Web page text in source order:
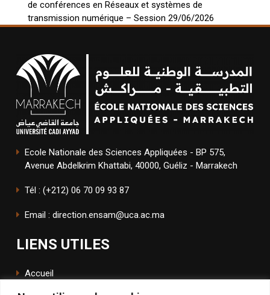
de conférences en Réseaux et systèmes de
transmission numérique – Session 29/06/2026
Ecole Nationale des Sciences Appliquées - BP 575,
Avenue Abdelkrim Khattabi, 40000, Guéliz - Marrakech
Tél : (+212) 06 70 09 93 87
Email : direction.ensam@uca.ac.ma
LIENS UTILES
Accueil